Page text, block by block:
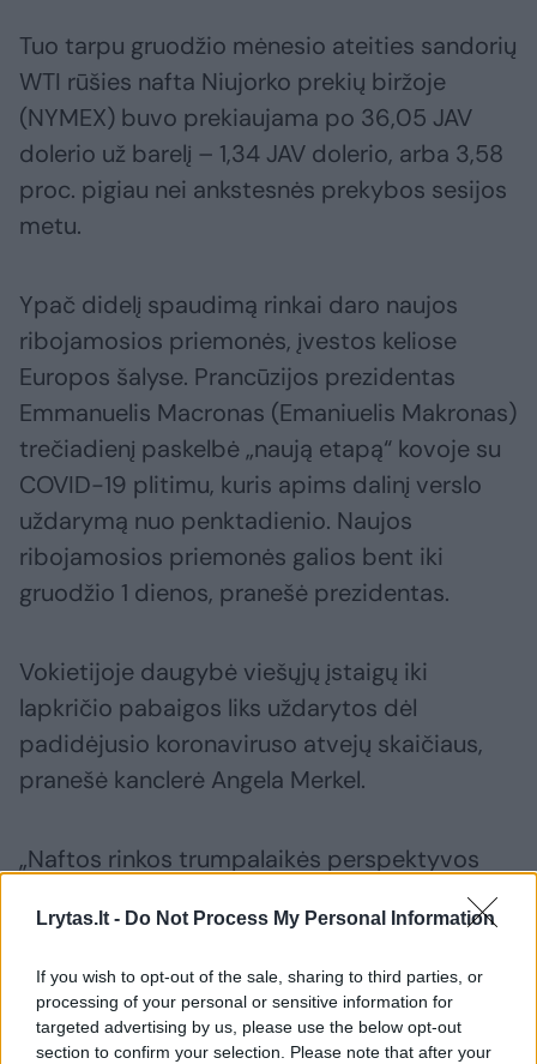
Lrytas.lt - Do Not Process My Personal Information
If you wish to opt-out of the sale, sharing to third parties, or
processing of your personal or sensitive information for
targeted advertising by us, please use the below opt-out
section to confirm your selection. Please note that after your
Tuo tarpu gruodžio mėnesio ateities sandorių
WTI rūšies nafta Niujorko prekių biržoje
(NYMEX) buvo prekiaujama po 36,05 JAV
dolerio už barelį – 1,34 JAV dolerio, arba 3,58
proc. pigiau nei ankstesnės prekybos sesijos
metu.
Ypač didelį spaudimą rinkai daro naujos
ribojamosios priemonės, įvestos keliose
Europos šalyse. Prancūzijos prezidentas
Emmanuelis Macronas (Emaniuelis Makronas)
trečiadienį paskelbė „naują etapą“ kovoje su
COVID-19 plitimu, kuris apims dalinį verslo
uždarymą nuo penktadienio. Naujos
ribojamosios priemonės galios bent iki
gruodžio 1 dienos, pranešė prezidentas.
Vokietijoje daugybė viešųjų įstaigų iki
lapkričio pabaigos liks uždarytos dėl
padidėjusio koronaviruso atvejų skaičiaus,
pranešė kanclerė Angela Merkel.
„Naftos rinkos trumpalaikės perspektyvos
įvestos karantino priemonės pažabos
paklausą“, – apžvalgoje teigė „AxiCorp“.
Ekspertai perspėja, kad naftos rinkai svarbios